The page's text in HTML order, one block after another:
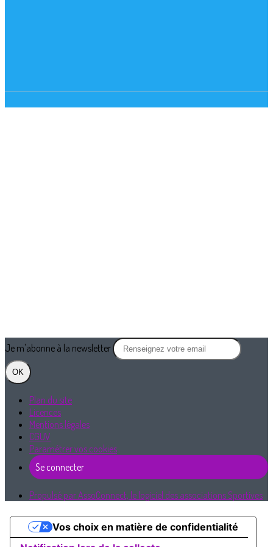
Je m'abonne à la newsletter
OK
Plan du site
Licences
Mentions légales
CGUV
Paramétrer vos cookies
Se connecter
Propulsé par AssoConnect, le logiciel des associations Sportives
Vos choix en matière de confidentialité